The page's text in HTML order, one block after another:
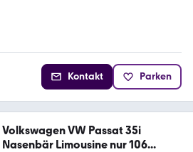
Kontakt Parken
Volkswagen VW Passat 35i
Nasenbär Limousine nur 106...